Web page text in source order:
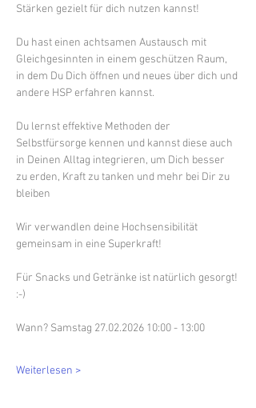
Stärken gezielt für dich nutzen kannst!
Du hast einen achtsamen Austausch mit
Gleichgesinnten in einem geschützen Raum,
in dem Du Dich öffnen und neues über dich und
andere HSP erfahren kannst.
Du lernst effektive Methoden der
Selbstfürsorge kennen und kannst diese auch
in Deinen Alltag integrieren, um Dich besser
zu erden, Kraft zu tanken und mehr bei Dir zu
bleiben
Wir verwandlen deine Hochsensibilität
gemeinsam in eine Superkraft!
Für Snacks und Getränke ist natürlich gesorgt!
:-)
Wann? Samstag 27.02.2026 10:00 - 13:00
Weiterlesen >